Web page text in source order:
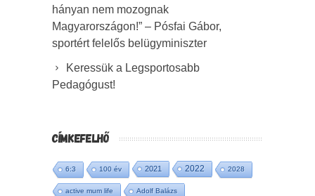
hányan nem mozognak
Magyarországon!” – Pósfai Gábor,
sportért felelős belügyminiszter
Keressük a Legsportosabb
Pedagógust!
CÍMKEFELHŐ
6:3 100 év 2021 2022 2028
active mum life Adolf Balázs